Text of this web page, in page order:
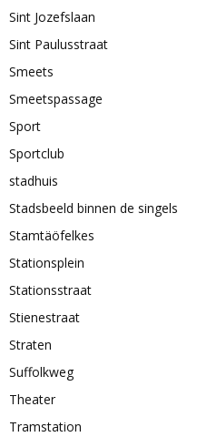
Sint Jozefslaan
Sint Paulusstraat
Smeets
Smeetspassage
Sport
Sportclub
stadhuis
Stadsbeeld binnen de singels
Stamtäöfelkes
Stationsplein
Stationsstraat
Stienestraat
Straten
Suffolkweg
Theater
Tramstation